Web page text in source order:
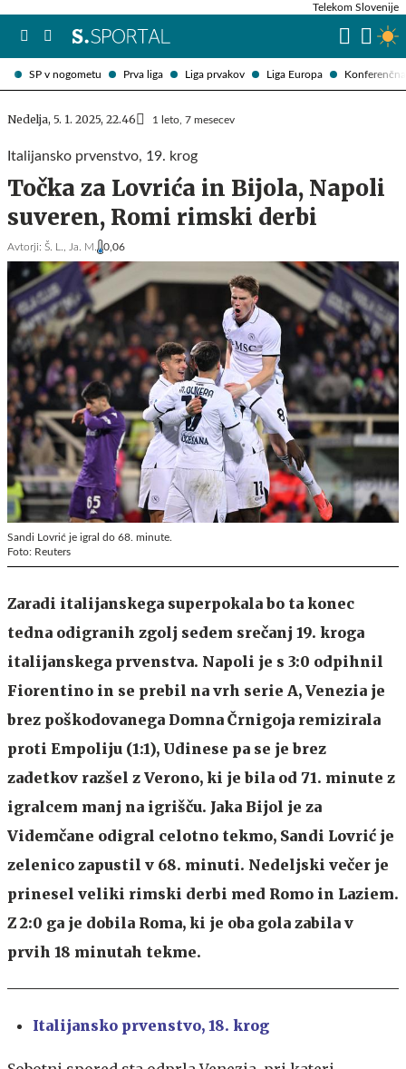
SP v nogometu Prva liga Liga prvakov Liga Europa
Telekom Slovenije
Nedelja, 5. 1. 2025, 22.46 1 leto, 7 mesecev
Italijansko prvenstvo, 19. krog
Točka za Lovrića in Bijola, Napoli
suveren, Romi rimski derbi
Avtorji: Š. L., Ja. M. 0,06
Sandi Lovrić je igral do 68. minute.
Foto: Reuters
Zaradi italijanskega superpokala bo ta konec
tedna odigranih zgolj sedem srečanj 19. kroga
italijanskega prvenstva. Napoli je s 3:0 odpihnil
Fiorentino in se prebil na vrh serie A, Venezia je
brez poškodovanega Domna Črnigoja remizirala
proti Empoliju (1:1), Udinese pa se je brez
zadetkov razšel z Verono, ki je bila od 71. minute z
igralcem manj na igrišču. Jaka Bijol je za
Videmčane odigral celotno tekmo, Sandi Lovrić je
zelenico zapustil v 68. minuti. Nedeljski večer je
prinesel veliki rimski derbi med Romo in Laziem.
Z 2:0 ga je dobila Roma, ki je oba gola zabila v
prvih 18 minutah tekme.
Italijansko prvenstvo, 18. krog